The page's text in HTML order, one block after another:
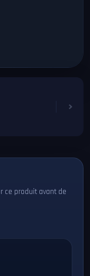
ce produit avant de